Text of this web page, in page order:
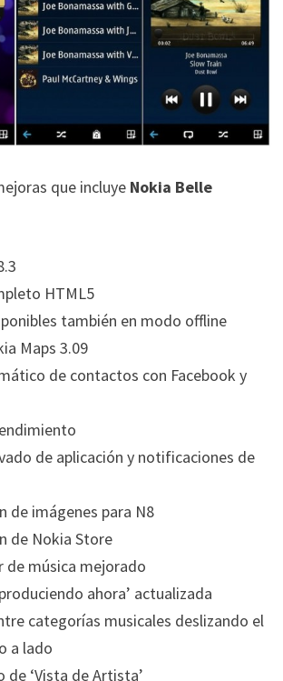
que incluye Nokia Belle
HTML5
también en modo offline
Maps 3.09
de contactos con Facebook y
de aplicación y notificaciones de
de imágenes para N8
de Nokia Store
de música mejorado
ahora’ actualizada
categorías musicales deslizando el
a lado
de ‘Vista de Artista’